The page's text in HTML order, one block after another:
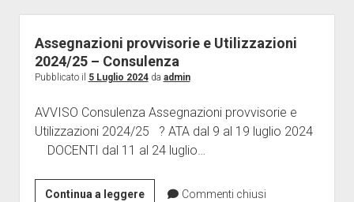
IL
RICONOSCIMENTO
PER
INTERO
SERVIZIO
MILITARE
O
SERVIZIO
Assegnazioni provvisorie e Utilizzazioni
2024/25 – Consulenza
Pubblicato il 5 Luglio 2024da admin
AVVISO Consulenza Assegnazioni provvisorie e
Utilizzazioni 2024/25 ? ATA dal 9 al 19 luglio 2024
DOCENTI dal 11 al 24 luglio…
Continua a leggereAssegnazioniCommenti chiusi